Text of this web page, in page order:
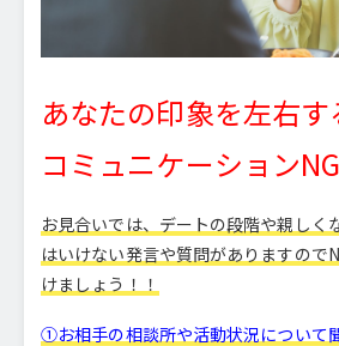
あなたの印象を左右
コミュニケーションNG
お見合いでは、デートの段階や親しく
はいけない発言や質問がありますので
けましょう！！
①お相手の相談所や活動状況について